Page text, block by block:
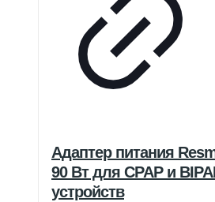
Адаптер питания
90 Вт для CPAP и
устройств